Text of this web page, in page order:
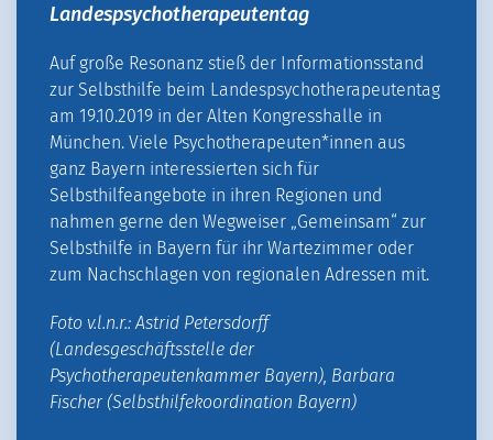
Landespsychotherapeutentag
Auf große Resonanz stieß der Informationsstand
zur Selbsthilfe beim Landespsychotherapeutentag
am 19.10.2019 in der Alten Kongresshalle in
München. Viele Psychotherapeuten*innen aus
ganz Bayern interessierten sich für
Selbsthilfeangebote in ihren Regionen und
nahmen gerne den Wegweiser „Gemeinsam“ zur
Selbsthilfe in Bayern für ihr Wartezimmer oder
zum Nachschlagen von regionalen Adressen mit.
Foto v.l.n.r.: Astrid Petersdorff
(Landesgeschäftsstelle der
Psychotherapeutenkammer Bayern), Barbara
Fischer (Selbsthilfekoordination Bayern)